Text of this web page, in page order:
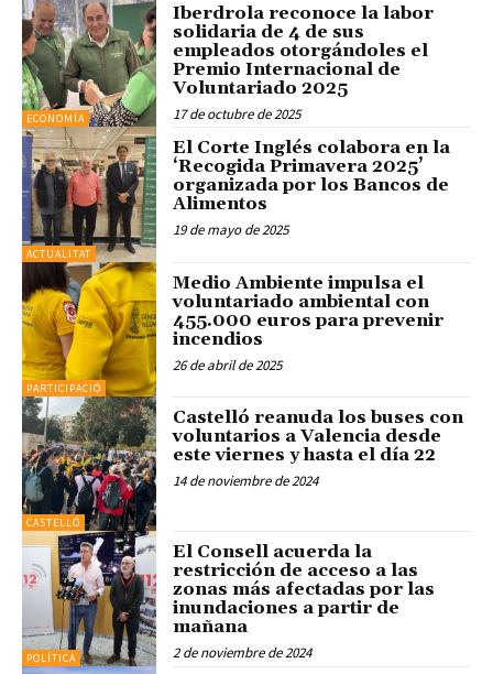
ECONOMÍA
Iberdrola reconoce la labor
solidaria de 4 de sus
empleados otorgándoles el
Premio Internacional de
Voluntariado 2025
17 de octubre de 2025
ACTUALITAT
El Corte Inglés colabora en la
‘Recogida Primavera 2025’
organizada por los Bancos de
Alimentos
19 de mayo de 2025
PARTICIPACIÓ
Medio Ambiente impulsa el
voluntariado ambiental con
455.000 euros para prevenir
incendios
26 de abril de 2025
CASTELLÓ
Castelló reanuda los buses con
voluntarios a Valencia desde
este viernes y hasta el día 22
14 de noviembre de 2024
POLÍTICA
El Consell acuerda la
restricción de acceso a las
zonas más afectadas por las
inundaciones a partir de
mañana
2 de noviembre de 2024